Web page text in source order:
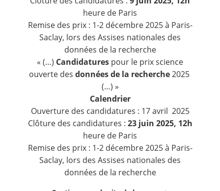
heure de Paris
Remise des prix : 1-2 décembre 2025 à Paris-
Saclay, lors des Assises nationales des
données de la recherche
« (…) Candidatures pour le prix science
ouverte des données de la recherche2025
(…) »
Calendrier
Ouverture des candidatures : 17 avril 2025
Clôture des candidatures : 23 juin 2025, 12h
heure de Paris
Remise des prix : 1-2 décembre 2025 à Paris-
Saclay, lors des Assises nationales des
données de la recherche